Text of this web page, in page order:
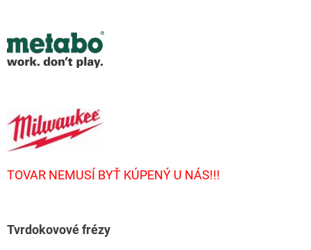
TOVAR NEMUSÍ BYŤ KÚPENÝ U NÁS!!!
Tvrdokovové frézy